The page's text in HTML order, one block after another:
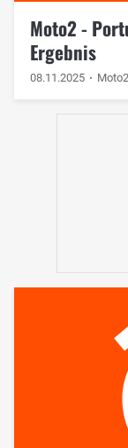
Moto2 -
Ergebnis
08.11.2025 Moto2